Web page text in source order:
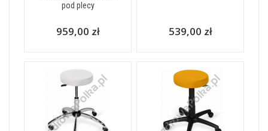
pod plecy
959,00 zł 539,00 zł